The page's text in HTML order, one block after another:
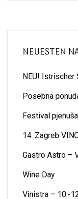
NEUESTEN
NEU! Istrischer
Posebna
Festival
14. Zagreb
Gastro Astro –
Wine Day
Vinistra – 10.-